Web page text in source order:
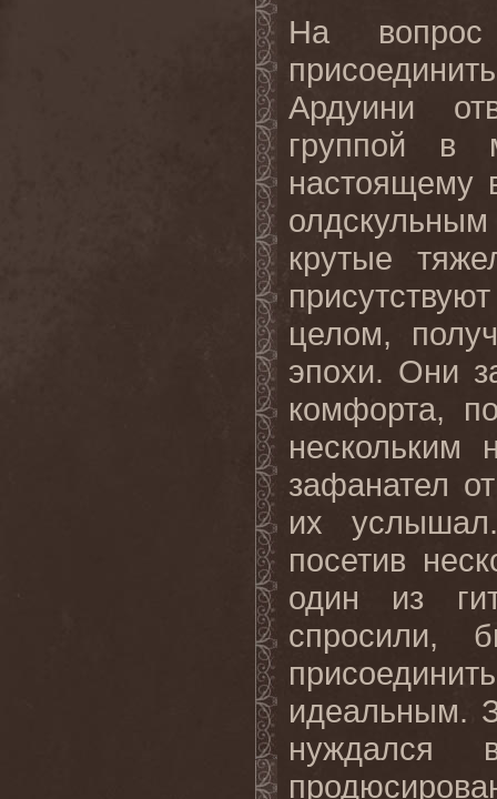
На
Ардуини
группой в
настоящему
крутые
целом,
эпохи. Они
комфорта,
зафанател
их
посетив
один из
спросили,
идеальным.
нуждался